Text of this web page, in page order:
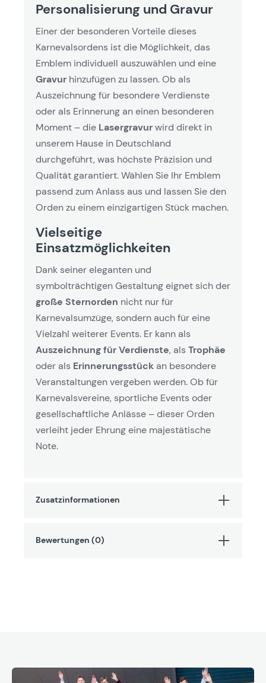
Personalisierung und Gravur
Einer der besonderen Vorteile dieses
Karnevalsordens ist die Möglichkeit, das
Emblem individuell auszuwählen und eine
Gravur hinzufügen zu lassen. Ob als
Auszeichnung für besondere Verdienste
oder als Erinnerung an einen besonderen
Moment – die Lasergravurwird direkt in
unserem Hause in Deutschland
durchgeführt, was höchste Präzision und
Qualität garantiert. Wählen Sie Ihr Emblem
passend zum Anlass aus und lassen Sie den
Orden zu einem einzigartigen Stück machen.
Vielseitige
Einsatzmöglichkeiten
Dank seiner eleganten und
symbolträchtigen Gestaltung eignet sich der
große Sternorden nicht nur für
Karnevalsumzüge, sondern auch für eine
Vielzahl weiterer Events. Er kann als
Auszeichnung für Verdienste, als Trophäe
oder als Erinnerungsstückan besondere
Veranstaltungen vergeben werden. Ob für
Karnevalsvereine, sportliche Events oder
gesellschaftliche Anlässe – dieser Orden
verleiht jeder Ehrung eine majestätische
Note.
Zusatzinformationen
Bewertungen (0)